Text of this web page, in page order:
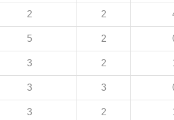
2 2
5 2
3 2
3 3
3 2